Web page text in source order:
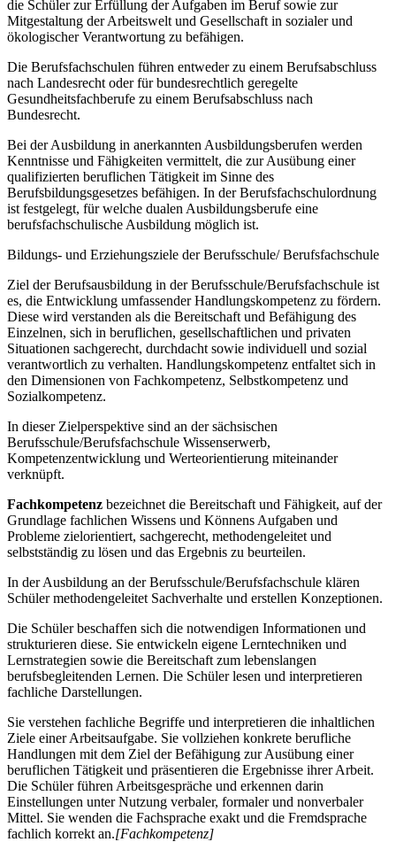
die Schüler zur Erfüllung der Aufgaben im Beruf sowie zur
Mitgestaltung der Arbeitswelt und Gesellschaft in sozialer und
ökologischer Verantwortung zu befähigen.
Die Berufsfachschulen führen entweder zu einem Berufsabschluss
nach Landesrecht oder für bundesrechtlich geregelte
Gesundheitsfachberufe zu einem Berufsabschluss nach
Bundesrecht.
Bei der Ausbildung in anerkannten Ausbildungsberufen werden
Kenntnisse und Fähigkeiten vermittelt, die zur Ausübung einer
qualifizierten beruflichen Tätigkeit im Sinne des
Berufsbildungsgesetzes befähigen. In der Berufsfachschulordnung
ist festgelegt, für welche dualen Ausbildungsberufe eine
berufsfachschulische Ausbildung möglich ist.
Bildungs- und Erziehungsziele der Berufsschule/ Berufsfachschule
Ziel der Berufsausbildung in der Berufsschule/Berufsfachschule ist
es, die Entwicklung umfassender Handlungskompetenz zu fördern.
Diese wird verstanden als die Bereitschaft und Befähigung des
Einzelnen, sich in beruflichen, gesellschaftlichen und privaten
Situationen sachgerecht, durchdacht sowie individuell und sozial
verantwortlich zu verhalten. Handlungskompetenz entfaltet sich in
den Dimensionen von Fachkompetenz, Selbstkompetenz und
Sozialkompetenz.
In dieser Zielperspektive sind an der sächsischen
Berufsschule/Berufsfachschule Wissenserwerb,
Kompetenzentwicklung und Werteorientierung miteinander
verknüpft.
Fachkompetenz bezeichnet die Bereitschaft und Fähigkeit, auf der
Grundlage fachlichen Wissens und Könnens Aufgaben und
Probleme zielorientiert, sachgerecht, methodengeleitet und
selbstständig zu lösen und das Ergebnis zu beurteilen.
In der Ausbildung an der Berufsschule/Berufsfachschule klären
Schüler methodengeleitet Sachverhalte und erstellen Konzeptionen.
Die Schüler beschaffen sich die notwendigen Informationen und
strukturieren diese. Sie entwickeln eigene Lerntechniken und
Lernstrategien sowie die Bereitschaft zum lebenslangen
berufsbegleitenden Lernen. Die Schüler lesen und interpretieren
fachliche Darstellungen.
Sie verstehen fachliche Begriffe und interpretieren die inhaltlichen
Ziele einer Arbeitsaufgabe. Sie vollziehen konkrete berufliche
Handlungen mit dem Ziel der Befähigung zur Ausübung einer
beruflichen Tätigkeit und präsentieren die Ergebnisse ihrer Arbeit.
Die Schüler führen Arbeitsgespräche und erkennen darin
Einstellungen unter Nutzung verbaler, formaler und nonverbaler
Mittel. Sie wenden die Fachsprache exakt und die Fremdsprache
fachlich korrekt an.[Fachkompetenz]